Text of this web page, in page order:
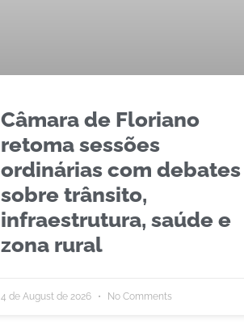
Câmara de Floriano
retoma sessões
ordinárias com debates
sobre trânsito,
infraestrutura, saúde e
zona rural
4 de August de 2026 No Comments